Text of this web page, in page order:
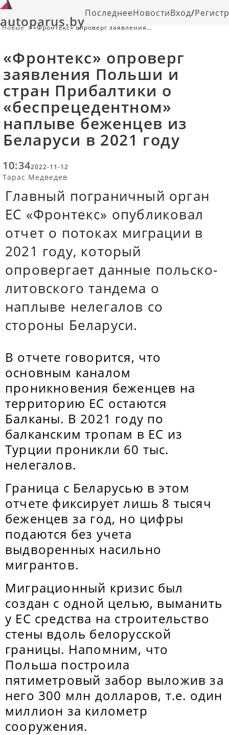
autoparus.byПоследнееНовостиВход/
Новые
«Фронтекс» опроверг заявления
беженцев из Беларуси в 2021 году
«Фронтекс» опроверг
заявления Польши и
стран Прибалтики о
«беспрецедентном»
наплыве беженцев из
Беларуси в 2021 году
10:342022-11-12
Тарас Медведев
Главный пограничный орган
ЕС «Фронтекс» опубликовал
отчет о потоках миграции в
2021 году, который
опровергает данные польско-
литовского тандема о
наплыве нелегалов со
стороны Беларуси.
В отчете говорится, что
основным каналом
проникновения беженцев на
территорию ЕС остаются
Балканы. В 2021 году по
балканским тропам в ЕС из
Турции проникли 60 тыс.
нелегалов.
Граница с Беларусью в этом
отчете фиксирует лишь 8 тысяч
беженцев за год, но цифры
подаются без учета
выдворенных насильно
мигрантов.
Миграционный кризис был
создан с одной целью, выманить
у ЕС средства на строительство
стены вдоль белорусской
границы. Напомним, что
Польша построила
пятиметровый забор выложив за
него 300 млн долларов, т.е. один
миллион за километр
сооружения.